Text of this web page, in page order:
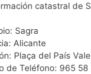
catastral de
Sagra
Alicante
Plaça del País
de Teléfono: 965 58